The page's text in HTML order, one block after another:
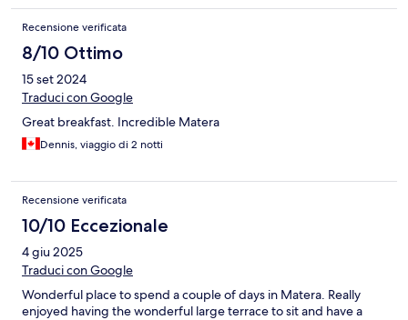
Recensione verificata
8/10 Ottimo
15 set 2024
Traduci con Google
Great breakfast. Incredible Matera
Dennis, viaggio di 2 notti
Recensione verificata
10/10 Eccezionale
4 giu 2025
Traduci con Google
Wonderful place to spend a couple of days in Matera. Really
enjoyed having the wonderful large terrace to sit and have a